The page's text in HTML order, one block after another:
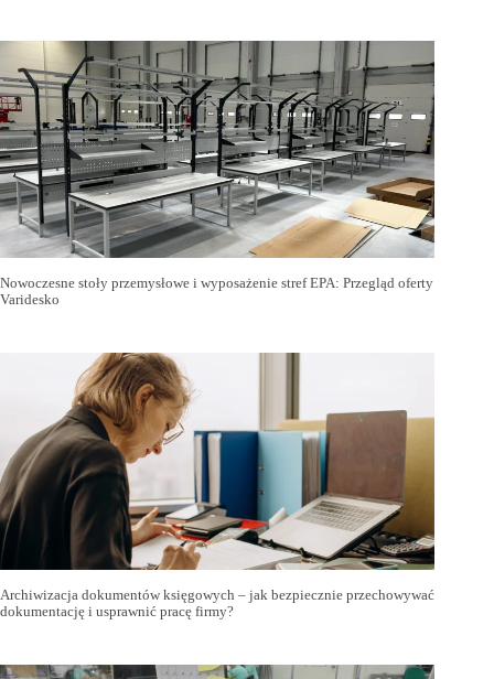
Nowoczesne stoły przemysłowe i wyposażenie stref EPA: Przegląd oferty
Varidesko
Archiwizacja dokumentów księgowych – jak bezpiecznie przechowywać
dokumentację i usprawnić pracę firmy?